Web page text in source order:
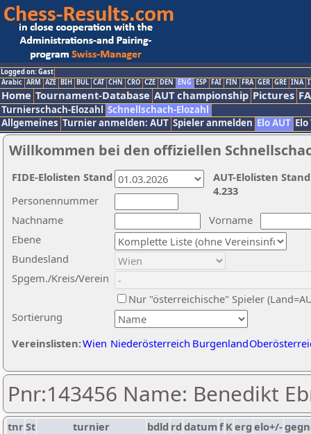
Logged on: Gast
Arabic ARM AZE BIH BUL CAT CHN CRO CZE DEN ENG ESP FAI FIN FRA GER GRE INA
Home Tournament-Database AUT championship Pictures
Turnierschach-Elozahl Schnellschach-Elozahl
Allgemeines Turnier anmelden: AUT Spieler anmelden Elo AUT
Willkommen bei den offiziellen
Nachname
Vorname
Ebene
Sortierung
Personennummer
Bundesland
Spgem./Kreis/Verein
Nur "österreichische" Spieler
Vereinslisten:Wien Niederösterreich Burgenland
AUT-Elolisten
4.233
FIDE-Elolisten Stand
Pnr:143456 Name: Benedikt
tnrSt turnier bdld rd datumf Kerg elo+/-